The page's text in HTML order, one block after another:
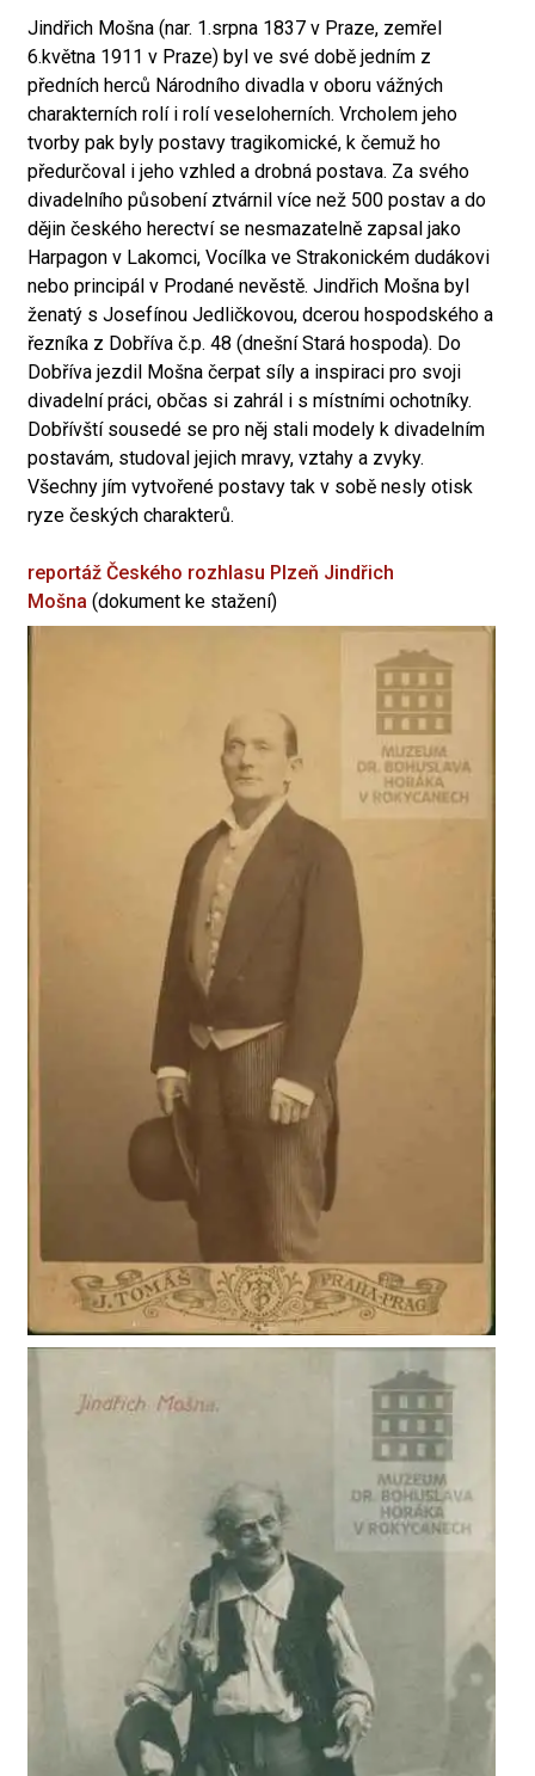
Jindřich Mošna (nar. 1.srpna 1837 v Praze, zemřel
6.května 1911 v Praze) byl ve své době jedním z
předních herců Národního divadla v oboru vážných
charakterních rolí i rolí veseloherních. Vrcholem jeho
tvorby pak byly postavy tragikomické, k čemuž ho
předurčoval i jeho vzhled a drobná postava. Za svého
divadelního působení ztvárnil více než 500 postav a do
dějin českého herectví se nesmazatelně zapsal jako
Harpagon v Lakomci, Vocílka ve Strakonickém dudákovi
nebo principál v Prodané nevěstě. Jindřich Mošna byl
ženatý s Josefínou Jedličkovou, dcerou hospodského a
řezníka z Dobříva č.p. 48 (dnešní Stará hospoda). Do
Dobříva jezdil Mošna čerpat síly a inspiraci pro svoji
divadelní práci, občas si zahrál i s místními ochotníky.
Dobřívští sousedé se pro něj stali modely k divadelním
postavám, studoval jejich mravy, vztahy a zvyky.
Všechny jím vytvořené postavy tak v sobě nesly otisk
ryze českých charakterů.
reportáž Českého rozhlasu Plzeň Jindřich
Mošna (dokument ke stažení)